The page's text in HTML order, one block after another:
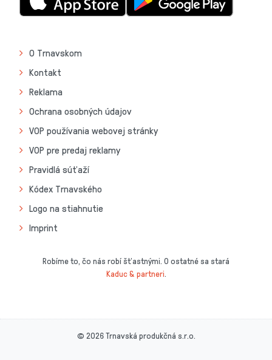
O Trnavskom
Kontakt
Reklama
Ochrana osobných údajov
VOP používania webovej stránky
VOP pre predaj reklamy
Pravidlá súťaží
Kódex Trnavského
Logo na stiahnutie
Imprint
Robíme to, čo nás robí šťastnými. O ostatné sa stará
Kaduc & partneri.
© 2026 Trnavská produkčná s.r.o.